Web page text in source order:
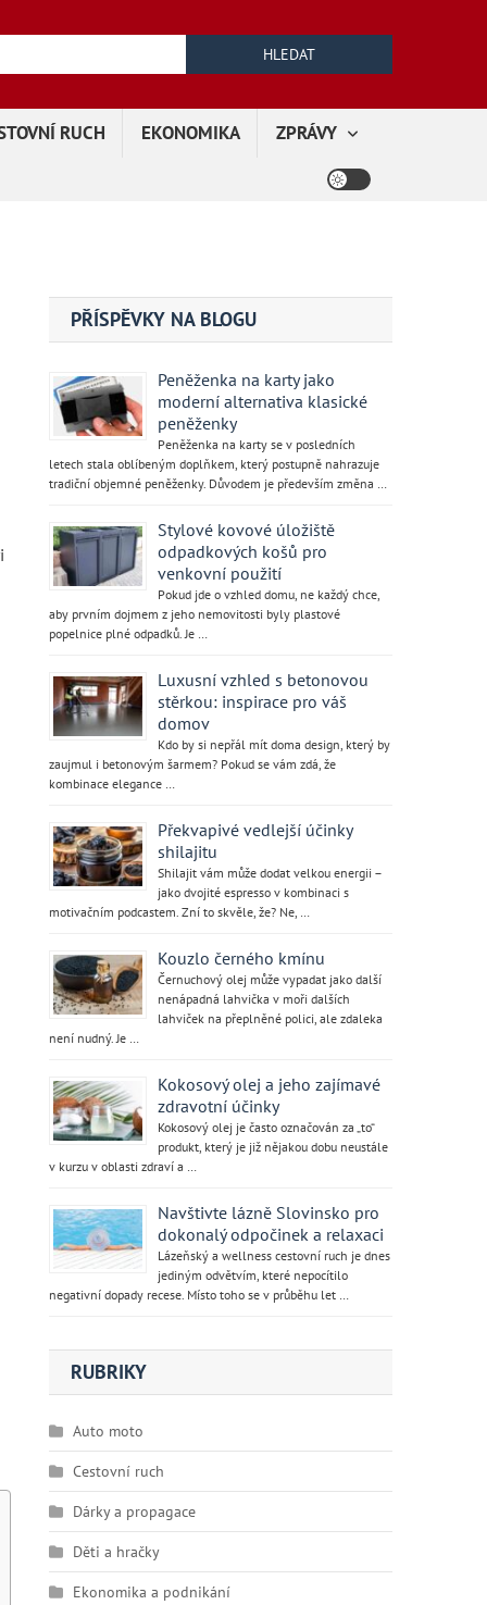
Vyhledávání
RUCH EKONOMIKA ZPRÁVY
PŘÍSPĚVKY NA BLOGU
Peněženka na karty jako
moderní alternativa klasické
peněženky
Peněženka na karty se v posledních
letech stala oblíbeným doplňkem, který postupně nahrazuje
tradiční objemné peněženky. Důvodem je především změna …
Stylové kovové úložiště
odpadkových košů pro
venkovní použití
Pokud jde o vzhled domu, ne každý chce,
aby prvním dojmem z jeho nemovitosti byly plastové
popelnice plné odpadků. Je …
Luxusní vzhled s betonovou
stěrkou: inspirace pro váš
domov
Kdo by si nepřál mít doma design, který by
zaujmul i betonovým šarmem? Pokud se vám zdá, že
kombinace elegance …
Překvapivé vedlejší účinky
shilajitu
Shilajit vám může dodat velkou energii –
jako dvojité espresso v kombinaci s
motivačním podcastem. Zní to skvěle, že? Ne, …
Kouzlo černého kmínu
Černuchový olej může vypadat jako další
nenápadná lahvička v moři dalších
lahviček na přeplněné polici, ale zdaleka
není nudný. Je …
Kokosový olej a jeho zajímavé
zdravotní účinky
Kokosový olej je často označován za „to“
produkt, který je již nějakou dobu neustále
v kurzu v oblasti zdraví a …
Navštivte lázně Slovinsko pro
dokonalý odpočinek a relaxaci
Lázeňský a wellness cestovní ruch je dnes
jediným odvětvím, které nepocítilo
negativní dopady recese. Místo toho se v průběhu let …
RUBRIKY
Auto moto
Cestovní ruch
Dárky a propagace
Děti a hračky
Ekonomika a podnikání